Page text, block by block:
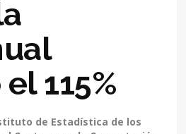
115%
de Estadística de los